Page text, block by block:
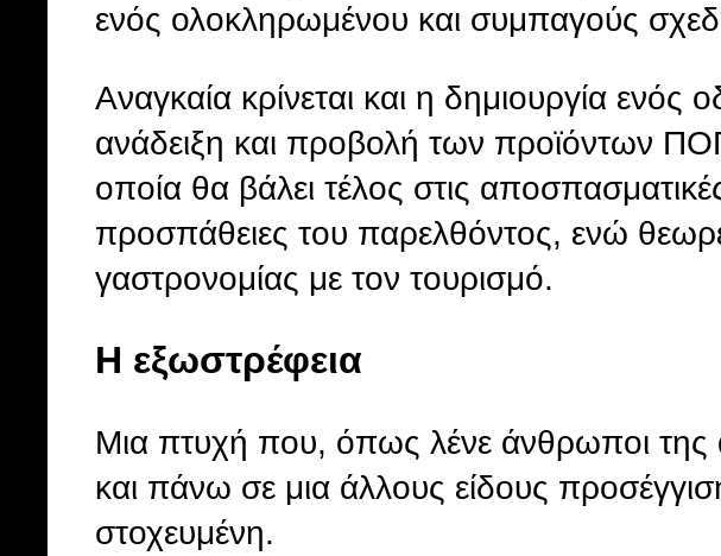
ενός ολοκληρωμένου και συμπαγούς
Αναγκαία κρίνεται και η δημιουργία ενός
ανάδειξη και προβολή των προϊόντων
οποία θα βάλει τέλος στις
προσπάθειες του παρελθόντος, ενώ
γαστρονομίας με τον τουρισμό.
Η εξωστρέφεια
Μια πτυχή που, όπως λένε άνθρωποι της
και πάνω σε μια άλλους είδους
στοχευμένη.